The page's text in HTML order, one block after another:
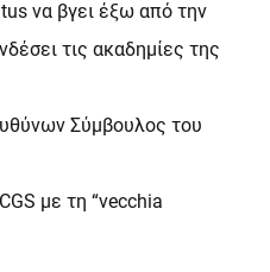
να βγει έξω από την
τις ακαδημίες της
Σύμβουλος του
με τη “vecchia